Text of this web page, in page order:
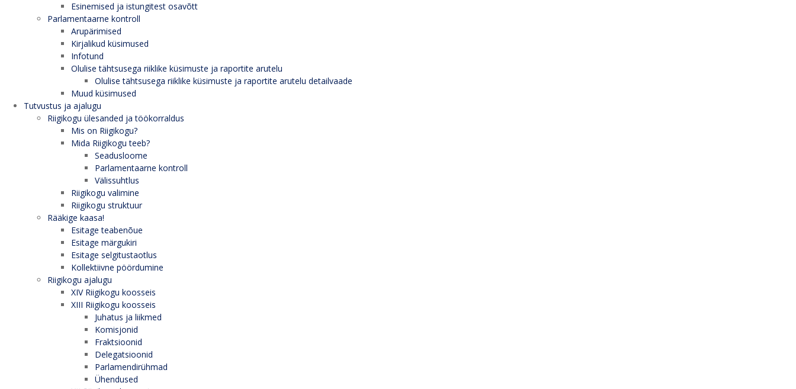
Esinemised ja istungitest osavõtt
Parlamentaarne kontroll
Arupärimised
Kirjalikud küsimused
Infotund
Olulise tähtsusega riiklike küsimuste ja raportite arutelu
Olulise tähtsusega riiklike küsimuste ja raportite arutelu detailvaade
Muud küsimused
Tutvustus ja ajalugu
Riigikogu ülesanded ja töökorraldus
Mis on Riigikogu?
Mida Riigikogu teeb?
Seadusloome
Parlamentaarne kontroll
Välissuhtlus
Riigikogu valimine
Riigikogu struktuur
Rääkige kaasa!
Esitage teabenõue
Esitage märgukiri
Esitage selgitustaotlus
Kollektiivne pöördumine
Riigikogu ajalugu
XIV Riigikogu koosseis
XIII Riigikogu koosseis
Juhatus ja liikmed
Komisjonid
Fraktsioonid
Delegatsioonid
Parlamendirühmad
Ühendused